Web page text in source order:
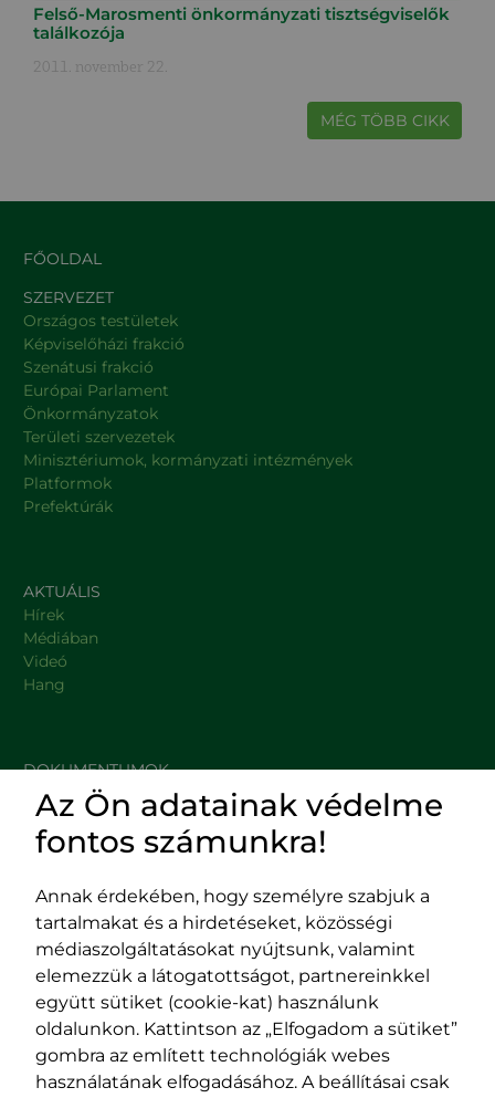
Felső-Marosmenti önkormányzati tisztségviselők
találkozója
2011. november 22.
MÉG TÖBB CIKK
FŐOLDAL
SZERVEZET
Országos testületek
Képviselőházi frakció
Szenátusi frakció
Európai Parlament
Önkormányzatok
Területi szervezetek
Minisztériumok, kormányzati intézmények
Platformok
Prefektúrák
AKTUÁLIS
Hírek
Médiában
Videó
Hang
DOKUMENTUMOK
HASZNOS LINKEK
Impresszum
Adatvédelmi szabályzat
EPP program
400029 Kolozsvár,
Fürdő (Card. Iuliu Hossu) utca, 41.
szám
tel/fax:0723 250 321
400489 Kolozsvár,
Majális utca, 60.
szám
tel/fax:0264 590 758
Az Ön adatainak védelme
fontos számunkra!
Annak érdekében, hogy személyre szabjuk a
tartalmakat és a hirdetéseket, közösségi
médiaszolgáltatásokat nyújtsunk, valamint
elemezzük a látogatottságot, partnereinkkel
együtt sütiket (cookie-kat) használunk
oldalunkon. Kattintson az „Elfogadom a sütiket”
gombra az említett technológiák webes
használatának elfogadásához. A beállításai csak